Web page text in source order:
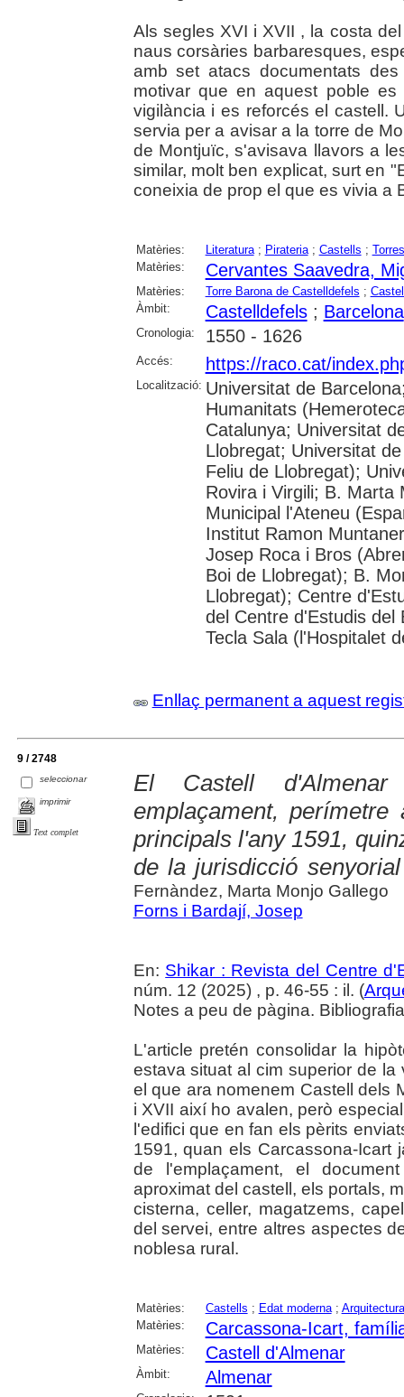
Als segles XVI i XVII , la costa
naus corsàries barbaresques,
amb set atacs documentats
motivar que en aquest poble
vigilància i es reforcés el castell.
servia per a avisar a la torre de
de Montjuïc, s'avisava llavors a
similar, molt ben explicat, surt en
coneixia de prop el que es vivia a
Matèries: Literatura; Pirateria; Castells ;
Matèries:
Cervantes Saavedra,
Matèries: Torre Barona de Castelldefels ;
Àmbit:
Castelldefels; Barcelona
Cronologia: 1550 - 1626
Accés: https://raco.cat/
Localització: Universitat de
Humanitats
Catalunya; Universitat
Llobregat; Universitat
Feliu de Llobregat);
Rovira i Virgili; B. Marta
Municipal l'Ateneu
Institut Ramon
Josep Roca i Bros
Boi de Llobregat); B.
Llobregat); Centre
del Centre d'Estudis del
Tecla Sala (l'Hospitalet
Enllaç permanent a aquest
9 / 2748
seleccionar
imprimir
Text complet
El Castell
emplaçament, perímetre
principals l'any 1591,
de la jurisdicció senyorial
Fernàndez, Marta Monjo Gallego
Forns i Bardají, Josep
En: Shikar : Revista del Centre
núm. 12 (2025) , p. 46-55 : il. (
Notes a peu de pàgina.
L'article pretén consolidar la
estava situat al cim superior de
el que ara nomenem Castell dels
i XVII així ho avalen, però
l'edifici que en fan els pèrits
1591, quan els Carcassona-Icart
de l'emplaçament, el
aproximat del castell, els portals,
cisterna, celler, magatzems,
del servei, entre altres aspectes
noblesa rural.
Matèries: Castells ; Edat moderna; Arquitectura
Matèries:
Carcassona-Icart,
Matèries: Castell d'Almenar
Àmbit: Almenar